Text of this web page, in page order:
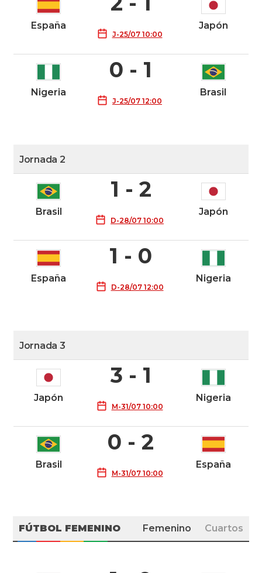
España Japón
J-25/07 10:00
Nigeria
0 - 1
Brasil
J-25/07 12:00
Jornada 2
Brasil
1 - 2
Japón
D-28/07 10:00
España
1 - 0
Nigeria
D-28/07 12:00
Jornada 3
Japón
3 - 1
Nigeria
M-31/07 10:00
Brasil
0 - 2
España
M-31/07 10:00
FÚTBOL FEMENINO Femenino Cuartos